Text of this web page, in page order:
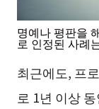
명예나 평판을
로 인정된 사례
최근에도, 프
로 1년 이상